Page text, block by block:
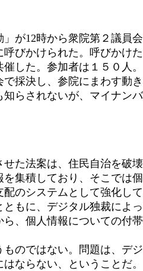
12時から衆院第２議員
びかけられた。呼びかけ
した。参加者は１５０人。
決し、参院にまわす動
らされないが、マイナン
法案は、住民自治を破
集積しており、そこでは
のシステムとして強化し
に、デジタル独裁によ
、個人情報についての付
ではない。問題は、デ
ならない、ということだ。